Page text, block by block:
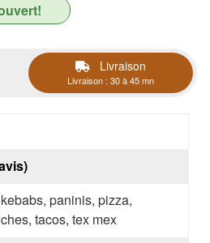
Livraison
Livraison : 30 à 45 mn
paninis, pizza,
tacos, tex mex